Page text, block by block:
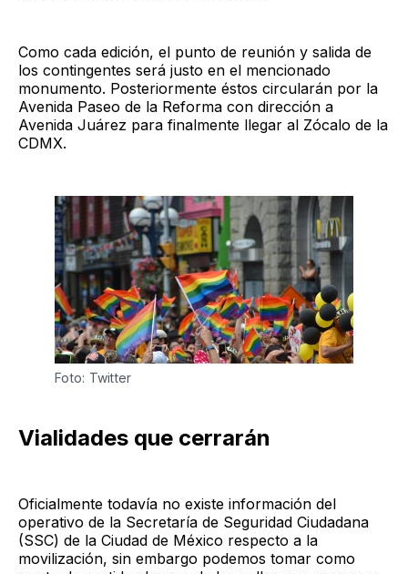
Como cada edición, el punto de reunión y salida de
los contingentes será justo en el mencionado
monumento. Posteriormente éstos circularán por la
Avenida Paseo de la Reforma con dirección a
Avenida Juárez para finalmente llegar al Zócalo de la
CDMX.
Foto: Twitter
Vialidades que cerrarán
Oficialmente todavía no existe información del
operativo de la Secretaría de Seguridad Ciudadana
(SSC) de la Ciudad de México respecto a la
movilización, sin embargo podemos tomar como